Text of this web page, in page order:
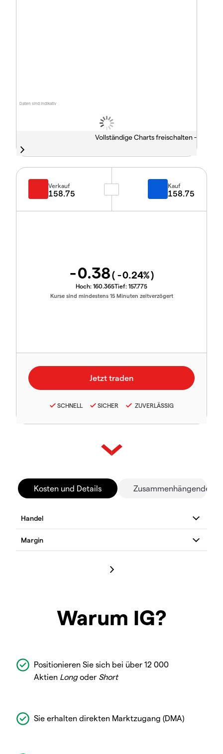
Daten sind indikativ
Vollständige Charts freischalten -
Verkauf
158.75
Kauf
158.75
-0.38( -0.24%)
Hoch: 160.365Tief: 157.775
Kurse sind mindestens 15 Minuten zeitverzögert
SCHNELL SICHER ZUVERLÄSSIG
Kosten und Details Zusammenhängende
Warum IG?
Positionieren Sie sich bei über 12 000
Aktien Longoder Short
Sie erhalten direkten Marktzugang (DMA)